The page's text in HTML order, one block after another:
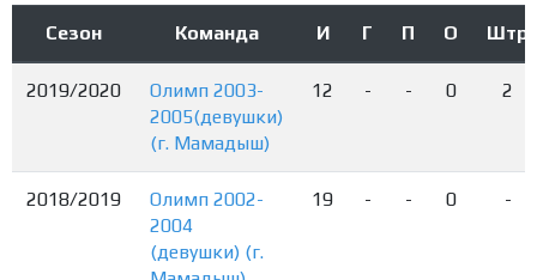
Сезон Команда И Г П О Штр
2019/2020
Олимп 2003-
2005(девушки)
(г. Мамадыш)
12 - - 0 2
2018/2019
Олимп 2002-
2004
(девушки) (г.
19 - - 0 -